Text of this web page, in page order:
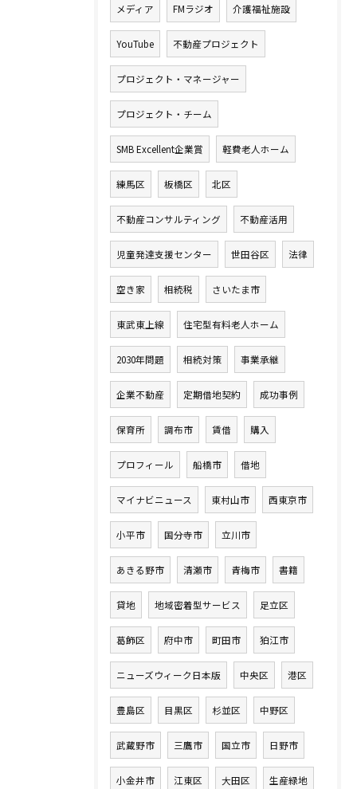
メディア FMラジオ 介護福祉施設
YouTube 不動産プロジェクト
プロジェクト・マネージャー
プロジェクト・チーム
SMB Excellent企業賞 軽費老人ホーム
練馬区 板橋区 北区
不動産コンサルティング 不動産活用
児童発達支援センター 世田谷区 法律
空き家 相続税 さいたま市
東武東上線 住宅型有料老人ホーム
2030年問題 相続対策 事業承継
企業不動産 定期借地契約 成功事例
保育所 調布市 賃借 購入
プロフィール 船橋市 借地
マイナビニュース 東村山市 西東京市
小平市 国分寺市 立川市
あきる野市 清瀬市 青梅市 書籍
貸地 地域密着型サービス 足立区
葛飾区 府中市 町田市 狛江市
ニューズウィーク日本版 中央区 港区
豊島区 目黒区 杉並区 中野区
武蔵野市 三鷹市 国立市 日野市
小金井市 江東区 大田区 生産緑地